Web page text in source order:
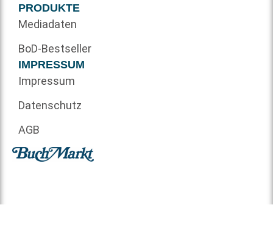
PRODUKTE
Mediadaten
BoD-Bestseller
IMPRESSUM
Impressum
Datenschutz
AGB